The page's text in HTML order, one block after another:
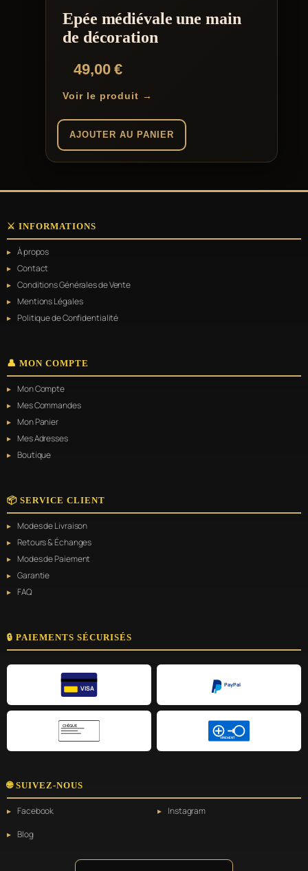
Epée médiévale une main
de décoration
49,00€
Voir le produit →
AJOUTER AU PANIER
⚔️ INFORMATIONS
À propos
Contact
Conditions Générales de Vente
Mentions Légales
Politique de Confidentialité
👤 MON COMPTE
Mon Compte
Mes Commandes
Mon Panier
Mes Adresses
Boutique
📦 SERVICE CLIENT
Modes de Livraison
Retours & Échanges
Modes de Paiement
Garantie
FAQ
🔒 PAIEMENTS SÉCURISÉS
VISA
PayPal
CHÈQUE
VIREMENT
🌐 SUIVEZ-NOUS
Facebook
Instagram
Blog